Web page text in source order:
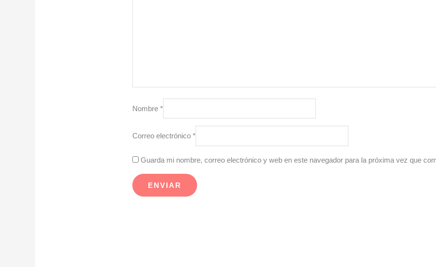
Nombre*
Correo electrónico*
Guarda mi nombre, correo electrónico y web en este navegador para la próxima vez que